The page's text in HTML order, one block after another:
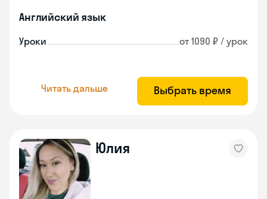
Английский язык
Уроки от 1090 ₽ / урок
Читать дальше Выбрать время
Юлия